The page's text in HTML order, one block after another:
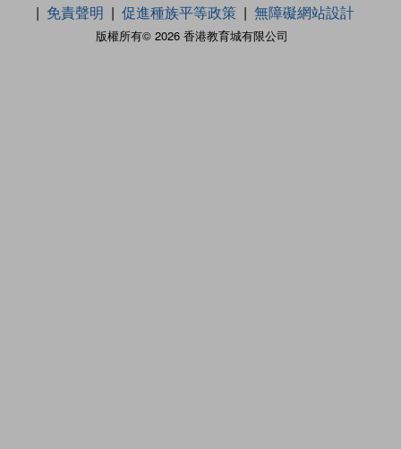
版權所有© 2026 香港教育城有限公司
免責聲明
促進種族平等政策 無障礙網站設計